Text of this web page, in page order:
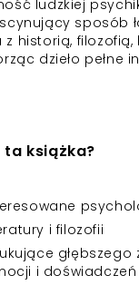
ludzkiej
sposób
historią,
dzieło pełne
książka?
i filozofii
głębszego
i doświadczeń